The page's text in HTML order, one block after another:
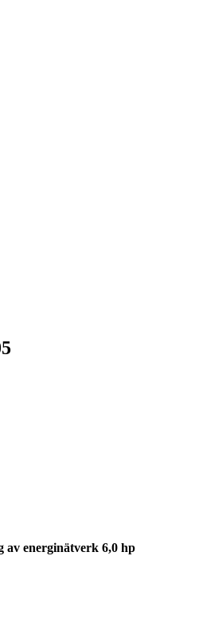
av energinätverk 6,0 hp